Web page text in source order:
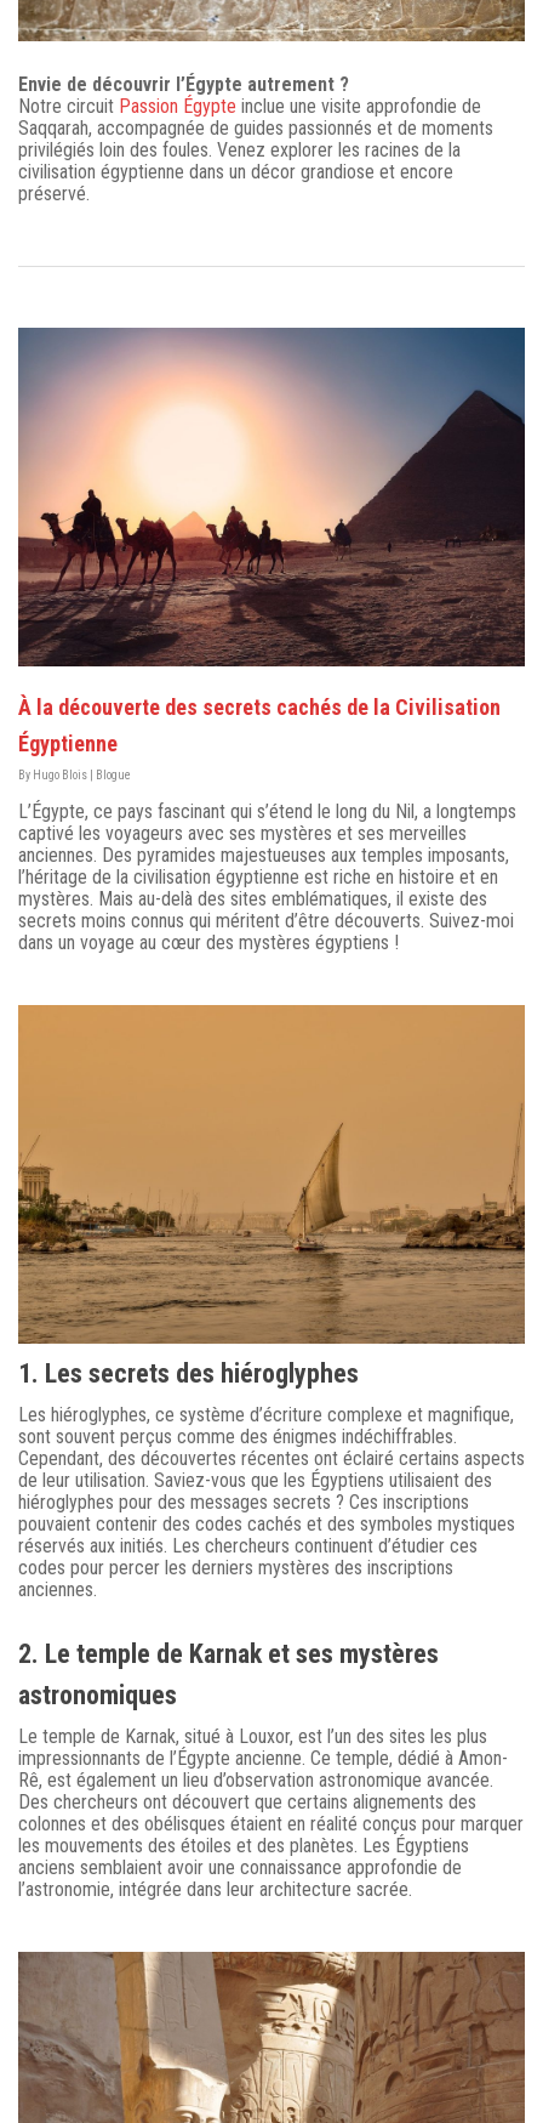
Envie de découvrir l’Égypte autrement ?
Notre circuit Passion Égypte inclue une visite approfondie de
Saqqarah, accompagnée de guides passionnés et de moments
privilégiés loin des foules. Venez explorer les racines de la
civilisation égyptienne dans un décor grandiose et encore
préservé.
À la découverte des secrets cachés de la Civilisation
Égyptienne
By Hugo Blois Blogue
L’Égypte, ce pays fascinant qui s’étend le long du Nil, a longtemps
captivé les voyageurs avec ses mystères et ses merveilles
anciennes. Des pyramides majestueuses aux temples imposants,
l’héritage de la civilisation égyptienne est riche en histoire et en
mystères. Mais au-delà des sites emblématiques, il existe des
secrets moins connus qui méritent d’être découverts. Suivez-moi
dans un voyage au cœur des mystères égyptiens !
1. Les secrets des hiéroglyphes
Les hiéroglyphes, ce système d’écriture complexe et magnifique,
sont souvent perçus comme des énigmes indéchiffrables.
Cependant, des découvertes récentes ont éclairé certains aspects
de leur utilisation. Saviez-vous que les Égyptiens utilisaient des
hiéroglyphes pour des messages secrets ? Ces inscriptions
pouvaient contenir des codes cachés et des symboles mystiques
réservés aux initiés. Les chercheurs continuent d’étudier ces
codes pour percer les derniers mystères des inscriptions
anciennes.
2. Le temple de Karnak et ses mystères
astronomiques
Le temple de Karnak, situé à Louxor, est l’un des sites les plus
impressionnants de l’Égypte ancienne. Ce temple, dédié à Amon-
Rê, est également un lieu d’observation astronomique avancée.
Des chercheurs ont découvert que certains alignements des
colonnes et des obélisques étaient en réalité conçus pour marquer
les mouvements des étoiles et des planètes. Les Égyptiens
anciens semblaient avoir une connaissance approfondie de
l’astronomie, intégrée dans leur architecture sacrée.